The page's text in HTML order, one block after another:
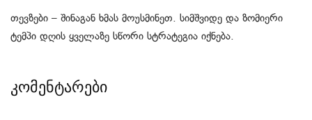
თევზები – შინაგან ხმას მოუსმინეთ. სიმშვიდე და ზომიერი
ტემპი დღის ყველაზე სწორი სტრატეგია იქნება.
კომენტარები